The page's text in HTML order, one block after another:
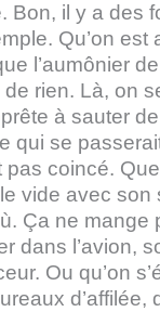
il y a des
Qu’on est
l’aumônier
rien. Là, on
à sauter
qui se
coincé.
vide avec
Ça ne mange
dans l’avion,
Ou qu’on
d’affilée,